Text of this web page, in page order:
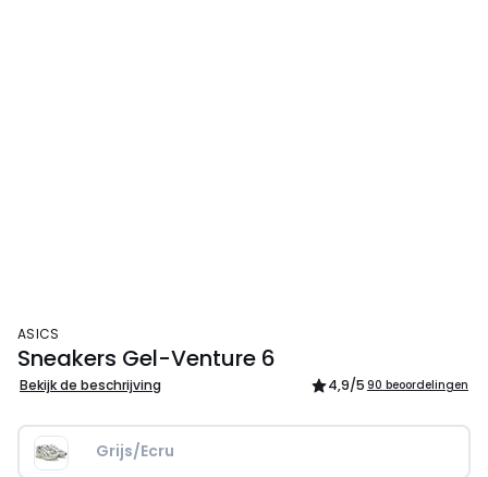
ASICS
Sneakers Gel-Venture 6
Bekijk de beschrijving 4,9/5 90 beoordelingen
Grijs/Ecru